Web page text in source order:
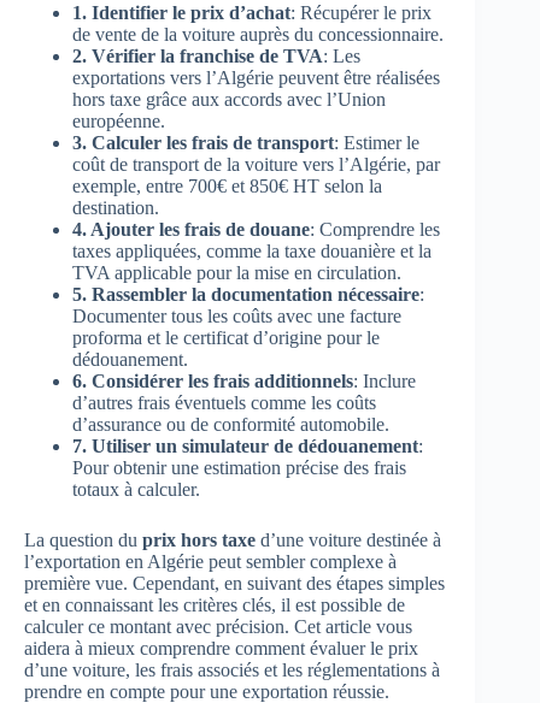
1. Identifier le prix d’achat: Récupérer le prix
de vente de la voiture auprès du concessionnaire.
2. Vérifier la franchise de TVA: Les
exportations vers l’Algérie peuvent être réalisées
hors taxe grâce aux accords avec l’Union
européenne.
3. Calculer les frais de transport: Estimer le
coût de transport de la voiture vers l’Algérie, par
exemple, entre 700€ et 850€ HT selon la
destination.
4. Ajouter les frais de douane: Comprendre les
taxes appliquées, comme la taxe douanière et la
TVA applicable pour la mise en circulation.
5. Rassembler la documentation nécessaire:
Documenter tous les coûts avec une facture
proforma et le certificat d’origine pour le
dédouanement.
6. Considérer les frais additionnels: Inclure
d’autres frais éventuels comme les coûts
d’assurance ou de conformité automobile.
7. Utiliser un simulateur de dédouanement:
Pour obtenir une estimation précise des frais
totaux à calculer.
La question du prix hors taxe d’une voiture destinée à
l’exportation en Algérie peut sembler complexe à
première vue. Cependant, en suivant des étapes simples
et en connaissant les critères clés, il est possible de
calculer ce montant avec précision. Cet article vous
aidera à mieux comprendre comment évaluer le prix
d’une voiture, les frais associés et les réglementations à
prendre en compte pour une exportation réussie.